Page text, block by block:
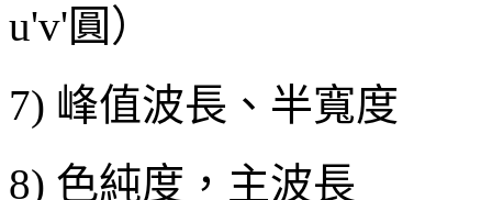
u'v'圓）
7) 峰值波長、半寬度
8) 色純度，主波長